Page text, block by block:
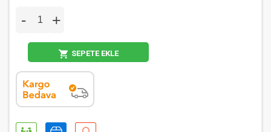
- +
SEPETE EKLE